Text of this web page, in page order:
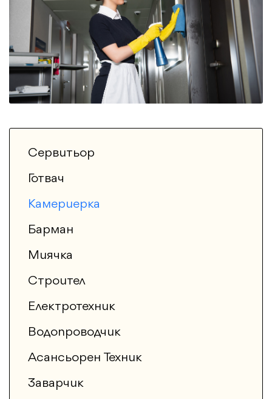
Сервитьор
Готвач
Камериерка
Барман
Миячка
Строител
Електротехник
Водопроводчик
Асансьорен Техник
Заварчик